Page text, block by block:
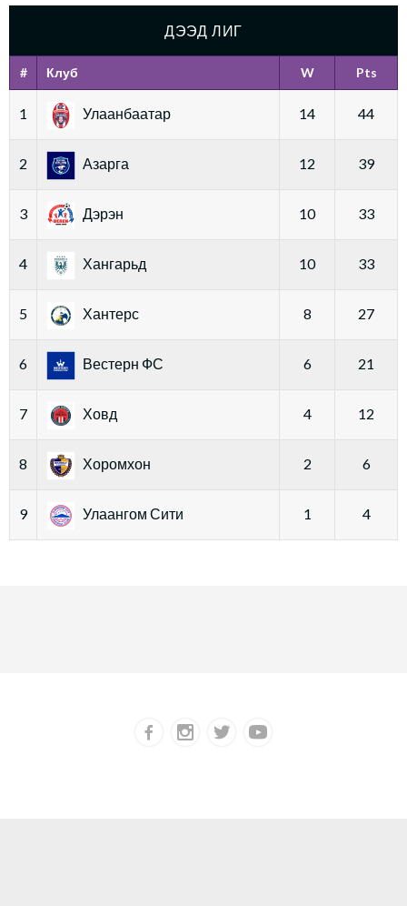
ДЭЭД ЛИГ
# Клуб W Pts
1 Улаанбаатар 14 44
2 Азарга 12 39
3 Дэрэн 10 33
4 Хангарьд 10 33
5 Хантерс 8 27
6 Вестерн ФС 6 21
7 Ховд 4 12
8 Хоромхон 2 6
9 Улаангом Сити 1 4